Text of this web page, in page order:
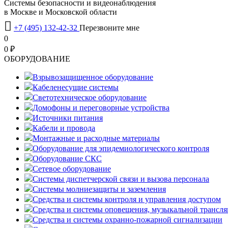
Системы безопасности и видеонаблюдения
в Москве и Московской области
 +7 (495) 132-42-32 Перезвоните мне
0
0 ₽
OБОРУДОВАНИЕ
Взрывозащищенное оборудование
Кабеленесущие системы
Светотехническое оборудование
Домофоны и переговорные устройства
Источники питания
Кабели и провода
Монтажные и расходные материалы
Оборудование для эпидемиологического контроля
Оборудование СКС
Сетевое оборудование
Системы диспетчерской связи и вызова персонала
Системы молниезащиты и заземления
Средства и системы контроля и управления доступом
Средства и системы оповещения, музыкальной
Средства и системы охранно-пожарной сигнализации